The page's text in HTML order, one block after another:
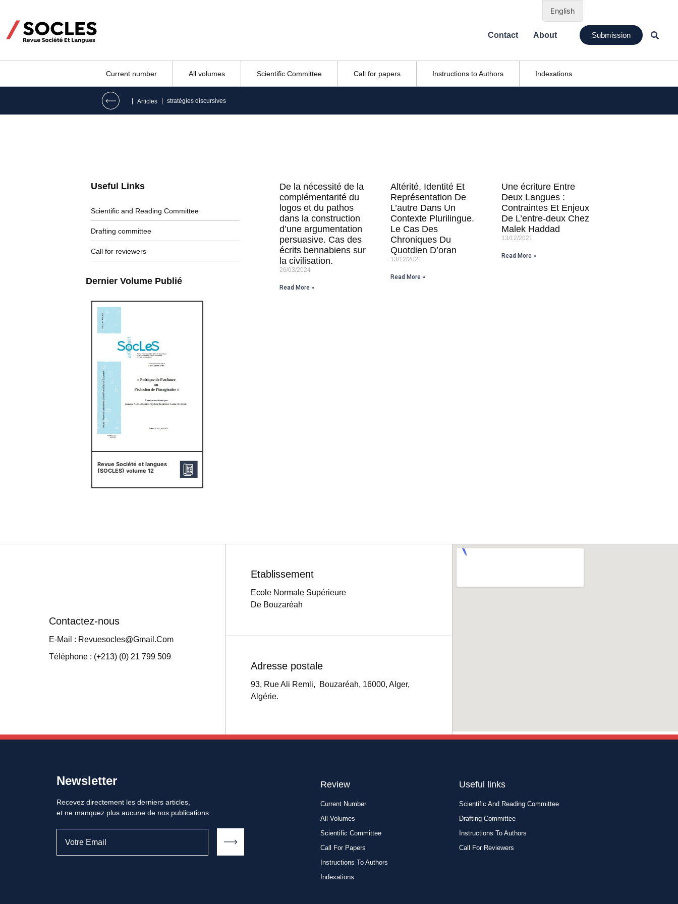
Contact About Submission
Current number All volumes Scientific Committee Call for papers Instructions to Authors Indexations
| Articles | stratégies discursives
Useful Links
Scientific and Reading Committee
Drafting committee
Call for reviewers
Dernier Volume Publié
Revue Société et langues
(SOCLES) volume 12
De la nécessité de la
complémentarité du
logos et du pathos
dans la construction
d’une argumentation
persuasive. Cas des
écrits bennabiens sur
la civilisation.
26/03/2024
Read More »
Altérité, Identité Et
Représentation De
L’autre Dans Un
Contexte Plurilingue.
Le Cas Des
Chroniques Du
Quotdien D’oran
13/12/2021
Read More »
Une écriture Entre
Deux Langues :
Contraintes Et Enjeux
De L’entre-deux Chez
Malek Haddad
13/12/2021
Read More »
Contactez-nous
E-Mail : Revuesocles@gmail.com
Téléphone : (+213) (0) 21 799 509
Etablissement
Ecole Normale Supérieure
De Bouzaréah
Adresse postale
93, Rue Ali Remli, Bouzaréah, 16000, Alger,
Algérie.
Newsletter
Recevez directement les derniers articles,
et ne manquez plus aucune de nos publications.
Review
Current Number
All Volumes
Scientific Committee
Call For Papers
Instructions To Authors
Indexations
Useful links
Scientific And Reading Committee
Drafting Committee
Instructions To Authors
Call For Reviewers
English